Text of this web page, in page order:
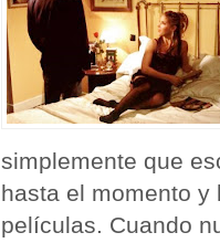
simplemente que
hasta el momento
películas. Cuando